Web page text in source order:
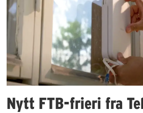
Nytt FTB-frieri fra